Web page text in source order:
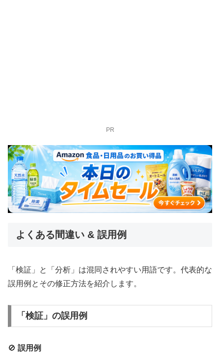
PR
よくある間違い & 誤用例
「検証」と「分析」は混同されやすい用語です。代表的な
誤用例とその修正方法を紹介します。
「検証」の誤用例
🚫 誤用例